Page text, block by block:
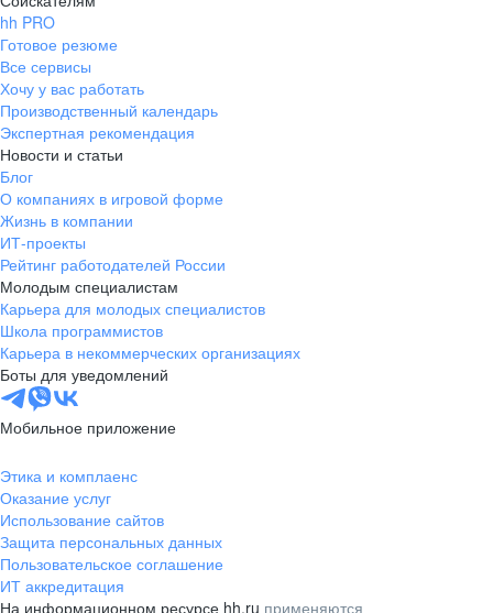
hh PRO
Готовое резюме
Все сервисы
Хочу у вас работать
Производственный календарь
Экспертная рекомендация
Новости и статьи
Блог
О компаниях в игровой форме
Жизнь в компании
ИТ-проекты
Рейтинг работодателей России
Молодым специалистам
Карьера для молодых специалистов
Школа программистов
Карьера в некоммерческих организациях
Боты для уведомлений
Мобильное приложение
Этика и комплаенс
Оказание услуг
Использование сайтов
Защита персональных данных
Пользовательское соглашение
ИТ аккредитация
На информационном ресурсе hh.ru применяются